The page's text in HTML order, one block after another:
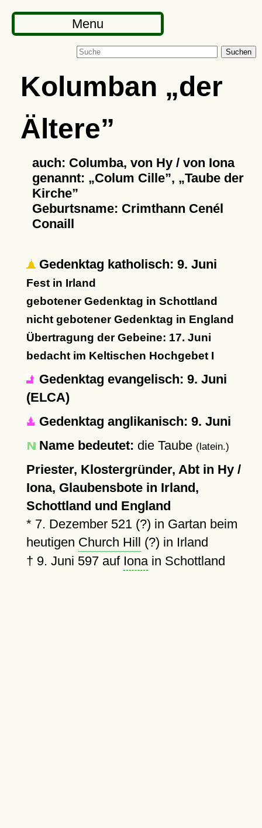
Menu
Suchen
Kolumban
der
Ältere
auch: Columba, von Hy / von Iona
genannt:
Colum Cille ,
Taube der
Kirche
Geburtsname: Crimthann Cenél
Conaill
Gedenktag katholisch: 9. Juni
Fest in Irland
gebotener Gedenktag in Schottland
nicht gebotener Gedenktag in England
Übertragung der Gebeine: 17. Juni
bedacht im Keltischen Hochgebet I
Gedenktag evangelisch: 9. Juni
(ELCA)
Gedenktag anglikanisch: 9. Juni
Name bedeutet: die Taube (latein.)
Priester, Klostergründer, Abt in Hy /
Iona, Glaubensbote in Irland,
Schottland und England
* 7. Dezember 521 (?) in Gartan beim
heutigen Church Hill (?) in Irland
† 9. Juni 597auf Ionain Schottland